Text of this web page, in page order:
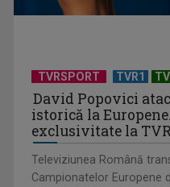
Notele la Bacalaureat,
TVRSPORT TVR1
David Popovici
istorică la
exclusivitate la
Televiziunea Română
Campionatelor Europene